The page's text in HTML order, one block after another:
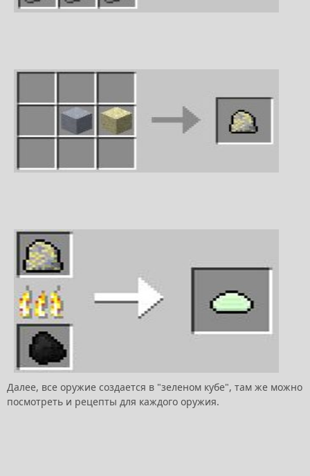
Далее, все оружие создается в "зеленом кубе", там же можно
посмотреть и рецепты для каждого оружия.